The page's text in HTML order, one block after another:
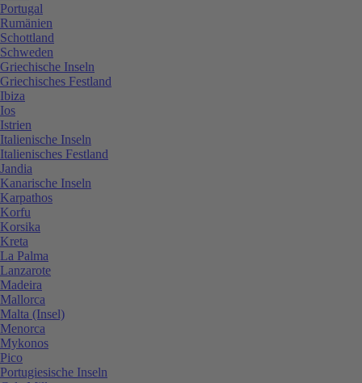
Portugal
Rumänien
Schottland
Schweden
Griechische Inseln
Griechisches Festland
Ibiza
Ios
Istrien
Italienische Inseln
Italienisches Festland
Jandia
Kanarische Inseln
Karpathos
Korfu
Korsika
Kreta
La Palma
Lanzarote
Madeira
Mallorca
Malta (Insel)
Menorca
Mykonos
Pico
Portugiesische Inseln